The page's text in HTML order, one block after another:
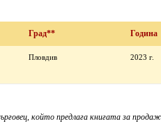
Град** Година
Пловдив 2023 г.
който предлага книгата за